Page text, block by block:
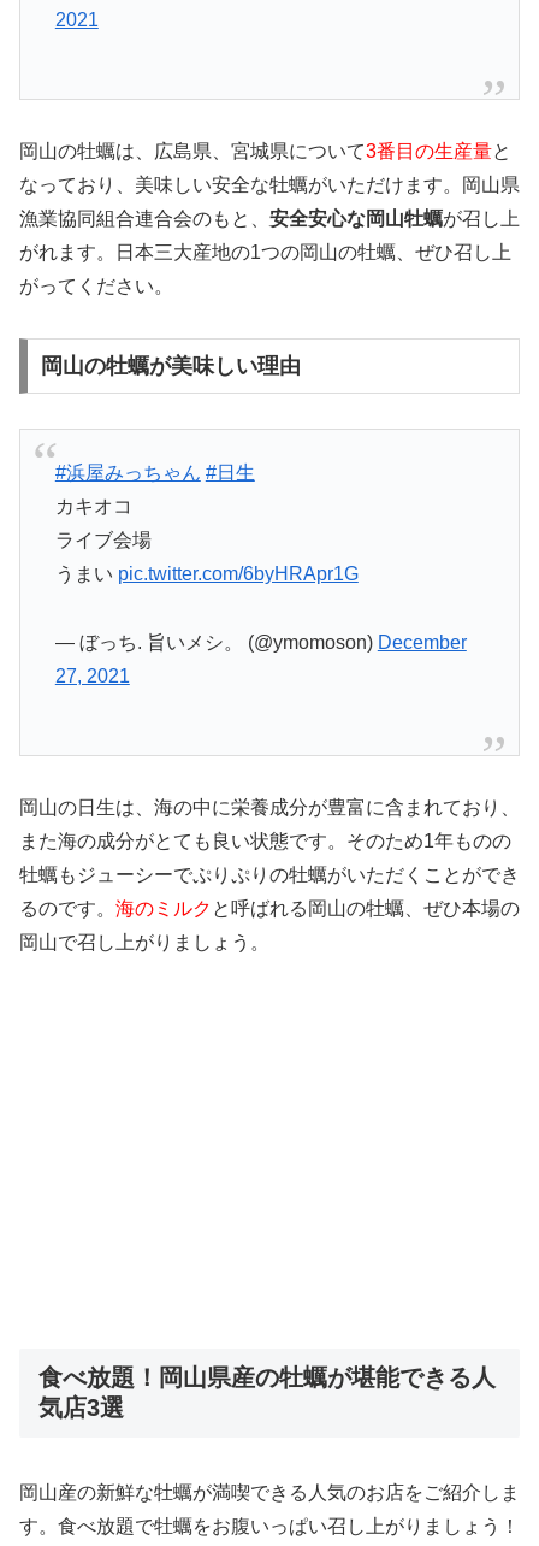
2021
岡山の牡蠣は、広島県、宮城県について3番目の生産量と
なっており、美味しい安全な牡蠣がいただけます。岡山県
漁業協同組合連合会のもと、 安全安心な岡山牡蠣が召し上
がれます。日本三大産地の1つの岡山の牡蠣、ぜひ召し上
がってください。
岡山の牡蠣が美味しい理由
#浜屋みっちゃん #日生
カキオコ
ライブ会場
うまい pic.twitter.com/6byHRApr1G
— ぼっち. 旨いメシ。 (@ymomoson) December
27, 2021
岡山の日生は、海の中に栄養成分が豊富に含まれており、
また海の成分がとても良い状態です。そのため1年ものの
牡蠣もジューシーでぷりぷりの牡蠣がいただくことができ
るのです。 海のミルク と呼ばれる岡山の牡蠣、ぜひ本場の
岡山で召し上がりましょう。
食べ放題！岡山県産の牡蠣が堪能できる人
気店3選
岡山産の新鮮な牡蠣が満喫できる人気のお店をご紹介しま
す。食べ放題で牡蠣をお腹いっぱい召し上がりましょう！